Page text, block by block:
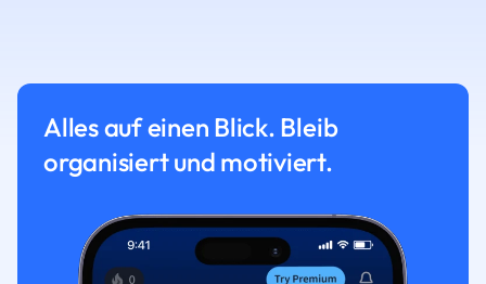
Alles auf einen Blick. Bleib
organisiert und motiviert.